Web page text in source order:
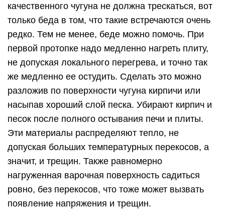
качественного чугуна не должна трескаться, вот
только беда в том, что такие встречаются очень
редко. Тем не менее, беде можно помочь. При
первой протопке надо медленно нагреть плиту,
не допуская локального перегрева, и точно так
же медленно ее остудить. Сделать это можно
разложив по поверхности чугуна кирпичи или
насыпав хороший слой песка. Убирают кирпич и
песок после полного остывания печи и плиты.
Эти материалы распределяют тепло, не
допуская больших температурных перекосов, а
значит, и трещин. Также равномерно
нагруженная варочная поверхность садиться
ровно, без перекосов, что тоже может вызвать
появление напряжения и трещин.